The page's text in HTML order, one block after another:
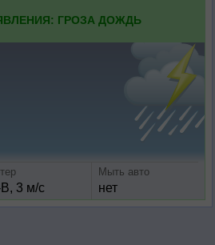
ГРОЗА ДОЖДЬ
3 м/с
Мыть авто
нет